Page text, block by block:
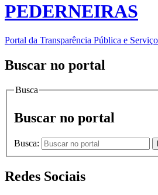
PEDERNEIRAS
Portal da Transparência Pública e
Buscar no portal
Busca
Buscar no portal
Busca:
Redes Sociais